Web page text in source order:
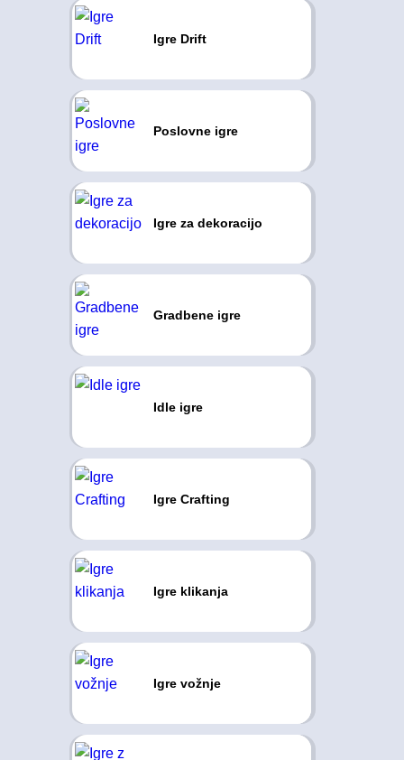
Igre Drift
Poslovne igre
Igre za dekoracijo
Gradbene igre
Idle igre
Igre Crafting
Igre klikanja
Igre vožnje